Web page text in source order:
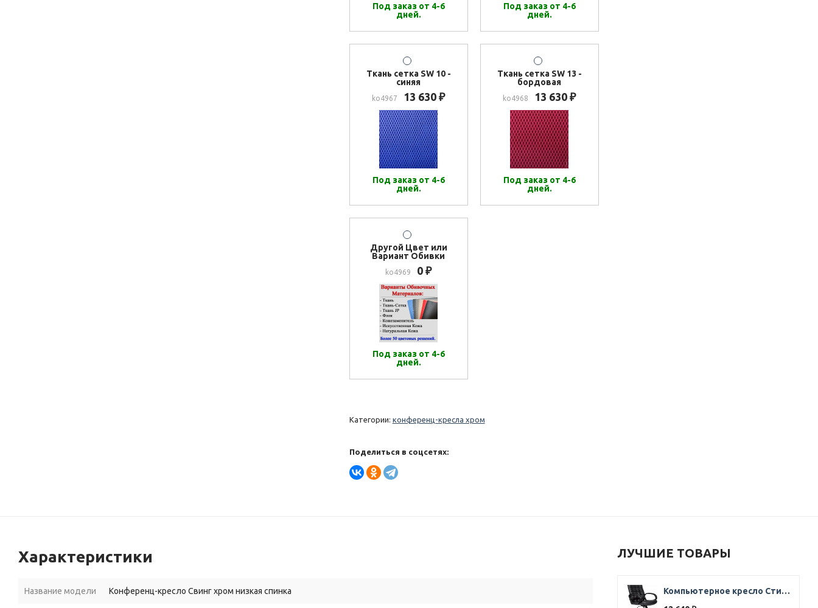
Под заказ от 4-6
дней.
Под заказ от 4-6
дней.
Ткань сетка SW 10 -
синяя
ko4967 13 630 ₽
Под заказ от 4-6
дней.
Ткань сетка SW 13 -
бордовая
ko4968 13 630 ₽
Под заказ от 4-6
дней.
Другой Цвет или
Вариант Обивки
ko4969 0 ₽
Под заказ от 4-6
дней.
Категории: конференц-кресла хром
Поделиться в соцсетях:
ЛУЧШИЕ ТОВАРЫ
Компьютерное кресло Стиль Ультра SOFT кожа черная
Характеристики
Название модели Конференц-кресло Свинг хром низкая спинка